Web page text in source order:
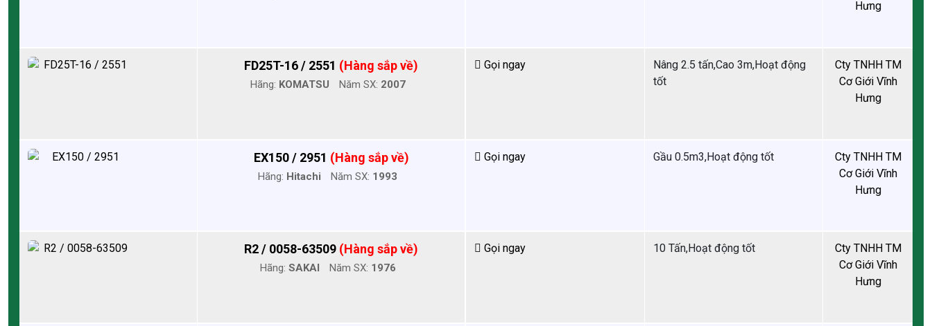
FD25T-16 / 2551 (Hàng sắp về)
Hãng: KOMATSU Năm SX: 2007
Gọi ngay
Nâng 2.5 tấn,Cao 3m,Hoạt động
tốt
EX150 / 2951 (Hàng sắp về)
Hãng: Hitachi Năm SX: 1993
Gọi ngay Gầu 0.5m3,Hoạt động tốt
R2 / 0058-63509 (Hàng sắp về)
Hãng: SAKAI Năm SX: 1976
Gọi ngay 10 Tấn,Hoạt động tốt